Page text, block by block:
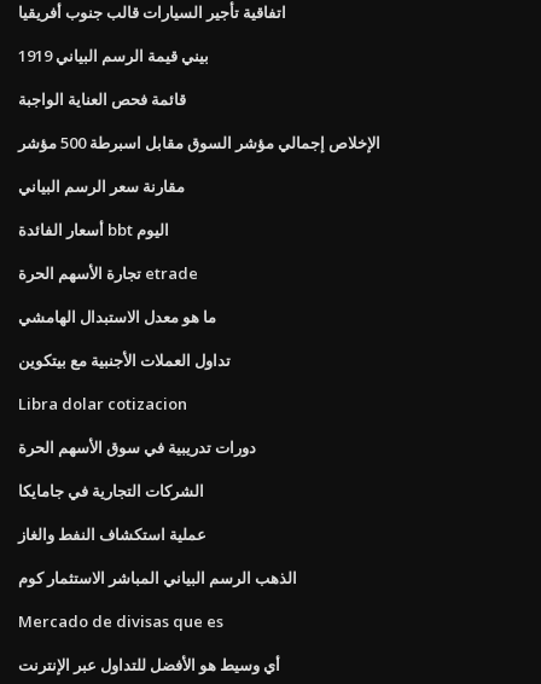
اتفاقية تأجير السيارات قالب جنوب أفريقيا
1919 بيني قيمة الرسم البياني
قائمة فحص العناية الواجبة
الإخلاص إجمالي مؤشر السوق مقابل اسبرطة 500 مؤشر
مقارنة سعر الرسم البياني
أسعار الفائدة bbt اليوم
تجارة الأسهم الحرة etrade
ما هو معدل الاستبدال الهامشي
تداول العملات الأجنبية مع بيتكوين
Libra dolar cotizacion
دورات تدريبية في سوق الأسهم الحرة
الشركات التجارية في جامايكا
عملية استكشاف النفط والغاز
الذهب الرسم البياني المباشر الاستثمار كوم
Mercado de divisas que es
أي وسيط هو الأفضل للتداول عبر الإنترنت